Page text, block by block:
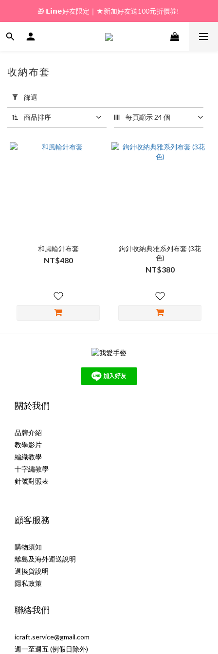
🎁 新好友購物金｜★加入新會員領券送100元!
🎁 𝗟𝗶𝗻𝗲好友限定｜★新加好友送100元折價券!
🎁 新好友購物金｜★加入新會員領券送100元!
套
篩
選
(0/20)
價格
收納布套
篩選
商品排序 每頁顯示 24 個
和風輪針布套
NT$480
鉤針收納典雅系列布套 (3花
色)
NT$380
關於我們
品牌介紹
教學影片
編織教學
十字繡教學
針號對照表
顧客服務
購物須知
離島及海外運送說明
退換貨說明
隱私政策
聯絡我們
icraft.service@gmail.com
週一至週五 (例假日除外)